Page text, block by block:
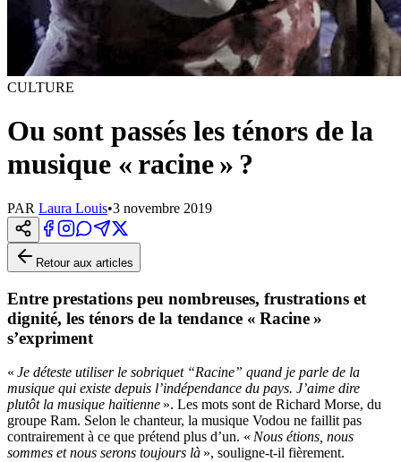
CULTURE
Ou sont passés les ténors de la
musique « racine » ?
PAR Laura Louis•3 novembre 2019
Retour aux articles
Entre prestations peu nombreuses, frustrations et
dignité, les ténors de la tendance « Racine »
s’expriment
« Je déteste utiliser le sobriquet “Racine” quand je parle de la
musique qui existe depuis l’indépendance du pays. J’aime dire
plutôt la musique haïtienne ». Les mots sont de Richard Morse, du
groupe Ram. Selon le chanteur, la musique Vodou ne faillit pas
contrairement à ce que prétend plus d’un. « Nous étions, nous
sommes et nous serons toujours là », souligne-t-il fièrement.